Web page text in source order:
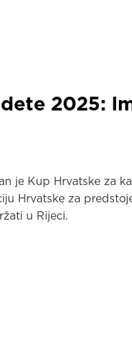
2025:
je Kup Hrvatske za
Hrvatske za
u Rijeci.